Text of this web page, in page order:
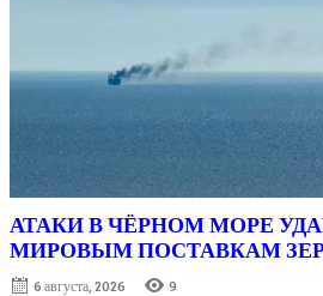
АТАКИ В ЧЁРНОМ МОРЕ
МИРОВЫМ ПОСТАВКАМ
Posted
6 августа, 2026 9